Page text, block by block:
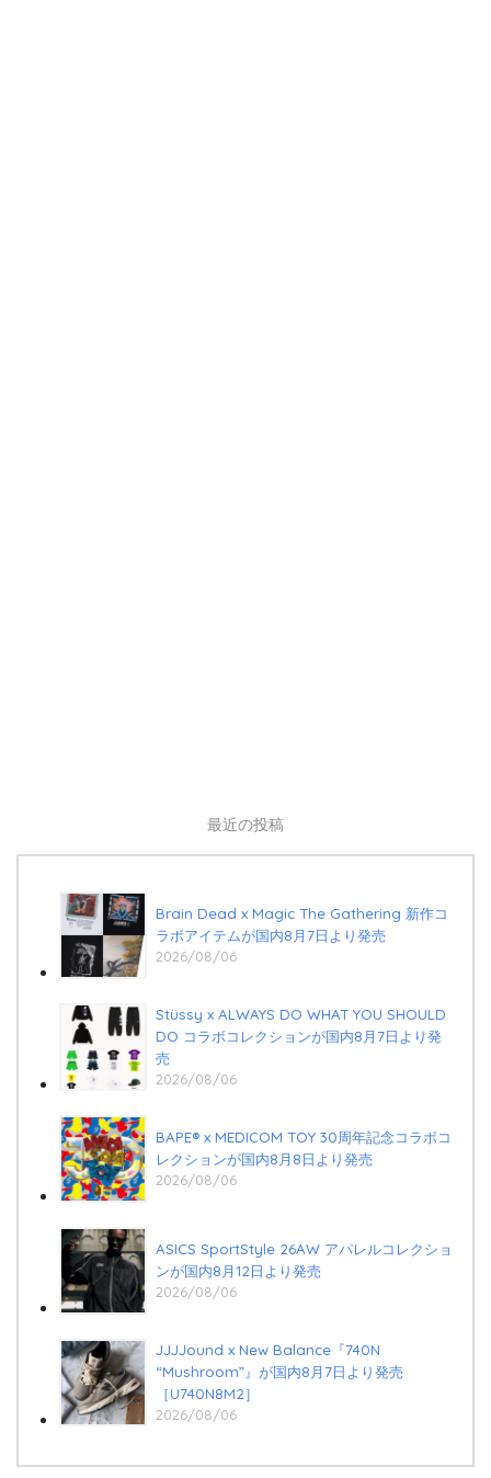
最近の投稿
Brain Dead x Magic The Gathering 新作コ
ラボアイテムが国内8月7日より発売
2026/08/06
Stüssy x ALWAYS DO WHAT YOU SHOULD
DO コラボコレクションが国内8月7日より発
売
2026/08/06
BAPE®︎ x MEDICOM TOY 30周年記念コラボコ
レクションが国内8月8日より発売
2026/08/06
ASICS SportStyle 26AW アパレルコレクショ
ンが国内8月12日より発売
2026/08/06
JJJJound x New Balance『740N
“Mushroom”』が国内8月7日より発売
［U740N8M2］
2026/08/06